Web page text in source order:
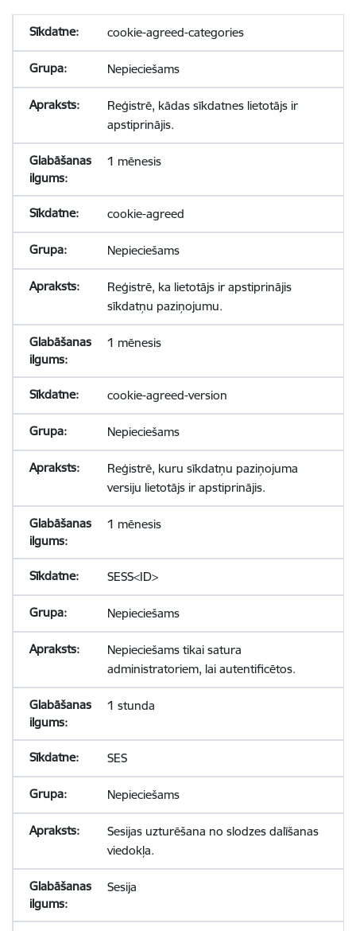
cookie-agreed-categories
Nepieciešams
Reģistrē, kādas sīkdatnes lietotājs ir
apstiprinājis.
1 mēnesis
cookie-agreed
Nepieciešams
Reģistrē, ka lietotājs ir apstiprinājis
sīkdatņu paziņojumu.
1 mēnesis
cookie-agreed-version
Nepieciešams
Reģistrē, kuru sīkdatņu paziņojuma
versiju lietotājs ir apstiprinājis.
1 mēnesis
SESS<ID>
Nepieciešams
Nepieciešams tikai satura
administratoriem, lai autentificētos.
1 stunda
SES
Nepieciešams
Sesijas uzturēšana no slodzes dalīšanas
viedokļa.
Sesija